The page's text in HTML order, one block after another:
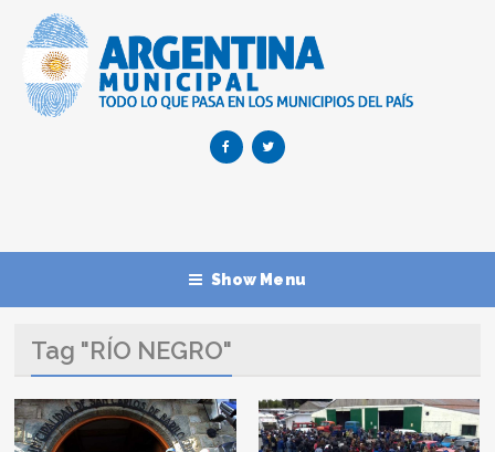
Show Menu
Tag "RÍO NEGRO"